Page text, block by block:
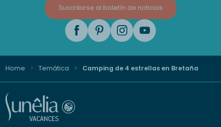
Suscribirse al boletín de noticias
Home Temática Camping de 4 estrellas en Bretaña